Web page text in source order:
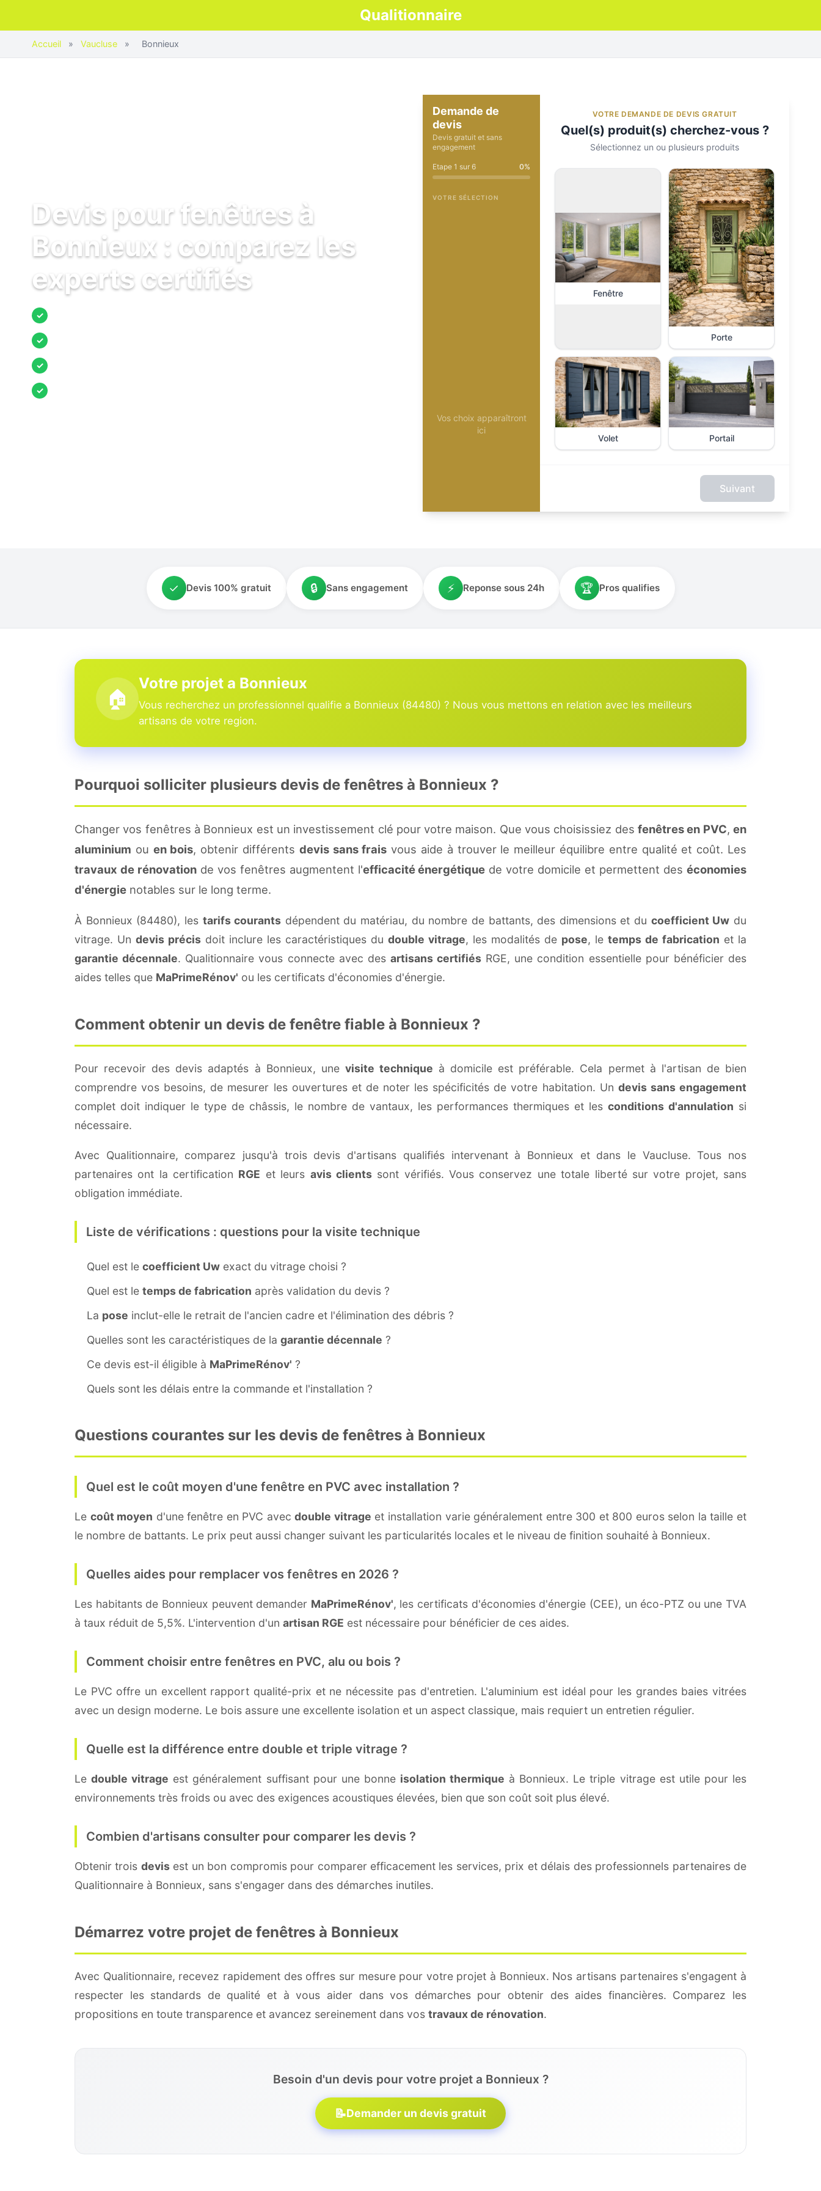
Qualitionnaire
Accueil » Vaucluse » Bonnieux
Devis pour fenêtres à
Bonnieux : comparez les
experts certifiés
✓
✓
✓
✓
Demande de
devis
Devis gratuit et sans
engagement
Etape 1 sur 6 0%
VOTRE SÉLECTION
Vos choix apparaîtront
ici
VOTRE DEMANDE DE DEVIS GRATUIT
Quel(s) produit(s) cherchez-vous ?
Sélectionnez un ou plusieurs produits
Fenêtre
Porte
Volet Portail
Suivant
✓ Devis 100% gratuit 🔒 Sans engagement ⚡ Reponse sous 24h 🏆 Pros qualifies
🏠
Votre projet a Bonnieux
Vous recherchez un professionnel qualifie a Bonnieux (84480) ? Nous vous mettons en relation avec les meilleurs
artisans de votre region.
Pourquoi solliciter plusieurs devis de fenêtres à Bonnieux ?
Changer vos fenêtres à Bonnieux est un investissement clé pour votre maison. Que vous choisissiez desfenêtres en PVC,en
aluminium ou en bois, obtenir différents devis sans frais vous aide à trouver le meilleur équilibre entre qualité et coût. Les
travaux de rénovationde vos fenêtres augmentent l'efficacité énergétique de votre domicile et permettent deséconomies
d'énergie notables sur le long terme.
À Bonnieux (84480), les tarifs courants dépendent du matériau, du nombre de battants, des dimensions et du coefficient Uw du
vitrage. Un devis précis doit inclure les caractéristiques du double vitrage, les modalités de pose, le temps de fabrication et la
garantie décennale. Qualitionnaire vous connecte avec des artisans certifiés RGE, une condition essentielle pour bénéficier des
aides telles que MaPrimeRénov' ou les certificats d'économies d'énergie.
Comment obtenir un devis de fenêtre fiable à Bonnieux ?
Pour recevoir des devis adaptés à Bonnieux, une visite technique à domicile est préférable. Cela permet à l'artisan de bien
comprendre vos besoins, de mesurer les ouvertures et de noter les spécificités de votre habitation. Un devis sans engagement
complet doit indiquer le type de châssis, le nombre de vantaux, les performances thermiques et les conditions d'annulation si
nécessaire.
Avec Qualitionnaire, comparez jusqu'à trois devis d'artisans qualifiés intervenant à Bonnieux et dans le Vaucluse. Tous nos
partenaires ont la certification RGE et leurs avis clientssont vérifiés. Vous conservez une totale liberté sur votre projet, sans
obligation immédiate.
Liste de vérifications : questions pour la visite technique
Quel est le coefficient Uw exact du vitrage choisi ?
Quel est le temps de fabrication après validation du devis ?
La pose inclut-elle le retrait de l'ancien cadre et l'élimination des débris ?
Quelles sont les caractéristiques de la garantie décennale ?
Ce devis est-il éligible à MaPrimeRénov' ?
Quels sont les délais entre la commande et l'installation ?
Questions courantes sur les devis de fenêtres à Bonnieux
Quel est le coût moyen d'une fenêtre en PVC avec installation ?
Le coût moyen d'une fenêtre en PVC avecdouble vitrage et installation varie généralement entre 300 et 800 euros selon la taille et
le nombre de battants. Le prix peut aussi changer suivant les particularités locales et le niveau de finition souhaité à Bonnieux.
Quelles aides pour remplacer vos fenêtres en 2026 ?
Les habitants de Bonnieux peuvent demander MaPrimeRénov', les certificats d'économies d'énergie (CEE), un éco-PTZ ou une TVA
à taux réduit de 5,5%. L'intervention d'un artisan RGE est nécessaire pour bénéficier de ces aides.
Comment choisir entre fenêtres en PVC, alu ou bois ?
Le PVC offre un excellent rapport qualité-prix et ne nécessite pas d'entretien. L'aluminium est idéal pour les grandes baies vitrées
avec un design moderne. Le bois assure une excellente isolation et un aspect classique, mais requiert un entretien régulier.
Quelle est la différence entre double et triple vitrage ?
Ledouble vitrage est généralement suffisant pour une bonne isolation thermique à Bonnieux. Le triple vitrage est utile pour les
environnements très froids ou avec des exigences acoustiques élevées, bien que son coût soit plus élevé.
Combien d'artisans consulter pour comparer les devis ?
Obtenir trois devisest un bon compromis pour comparer efficacement les services, prix et délais des professionnels partenaires de
Qualitionnaire à Bonnieux, sans s'engager dans des démarches inutiles.
Démarrez votre projet de fenêtres à Bonnieux
Avec Qualitionnaire, recevez rapidement des offres sur mesure pour votre projet à Bonnieux. Nos artisans partenaires s'engagent à
respecter les standards de qualité et à vous aider dans vos démarches pour obtenir des aides financières. Comparez les
propositions en toute transparence et avancez sereinement dans vos travaux de rénovation.
Besoin d'un devis pour votre projet a Bonnieux ?
📝Demander un devis gratuit